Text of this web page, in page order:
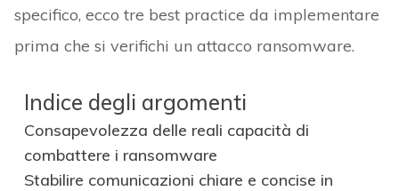
specifico, ecco tre best practice da implementare
prima che si verifichi un attacco ransomware.
Indice degli argomenti
Consapevolezza delle reali capacità di
combattere i ransomware
Stabilire comunicazioni chiare e concise in